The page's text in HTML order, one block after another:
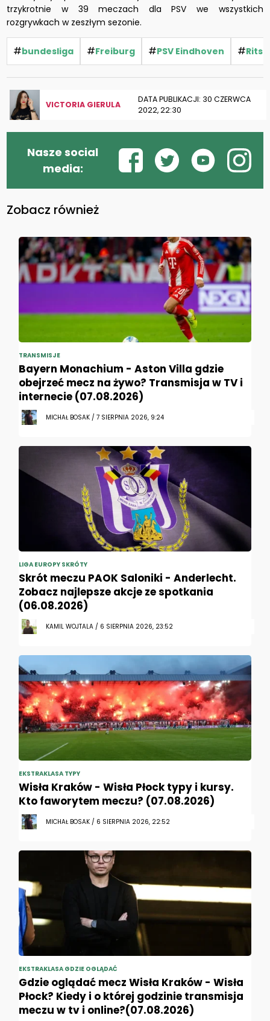
trzykrotnie w 39 meczach dla PSV we wszystkich
rozgrywkach w zeszłym sezonie.
#bundesliga #Freiburg #PSV Eindhoven #
VICTORIA GIERULA
DATA PUBLIKACJI: 30 CZERWCA
2022, 22:30
Nasze social
media:
Zobacz również
TRANSMISJE
Bayern Monachium - Aston Villa gdzie
obejrzeć mecz na żywo? Transmisja w TV i
internecie (07.08.2026)
MICHAŁ BOSAK / 7 SIERPNIA 2026, 9:24
LIGA EUROPY SKRÓTY
Skrót meczu PAOK Saloniki - Anderlecht.
Zobacz najlepsze akcje ze spotkania
(06.08.2026)
KAMIL WOJTALA / 6 SIERPNIA 2026, 23:52
EKSTRAKLASA TYPY
Wisła Kraków - Wisła Płock typy i kursy.
Kto faworytem meczu? (07.08.2026)
MICHAŁ BOSAK / 6 SIERPNIA 2026, 22:52
EKSTRAKLASA GDZIE OGLĄDAĆ
Gdzie oglądać mecz Wisła Kraków - Wisła
Płock? Kiedy i o której godzinie transmisja
meczu w tv i online?(07.08.2026)